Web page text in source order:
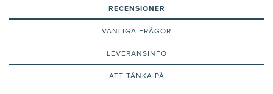
RECENSIONER
VANLIGA FRÅGOR
LEVERANSINFO
ATT TÄNKA PÅ